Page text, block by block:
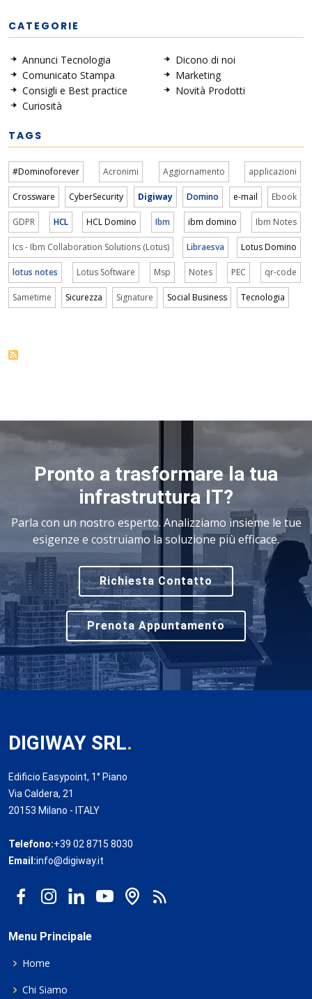
CATEGORIE
Annunci Tecnologia
Comunicato Stampa
Consigli e Best practice
Curiosità
Dicono di noi
Marketing
Novità Prodotti
TAGS
#Dominoforever Acronimi Aggiornamento applicazioni
Crossware CyberSecurity Digiway Domino e-mail Ebook
GDPR HCL HCL Domino Ibm ibm domino Ibm Notes
Ics - Ibm Collaboration Solutions (Lotus) Libraesva Lotus Domino
lotus notes Lotus Software Msp Notes PEC qr-code
Sametime Sicurezza Signature Social Business Tecnologia
Pronto a trasformare la tua
infrastruttura IT?
Parla con un nostro esperto. Analizziamo insieme le tue
esigenze e costruiamo la soluzione più efficace.
Richiesta Contatto
Prenota Appuntamento
DIGIWAY SRL.
Edificio Easypoint, 1° Piano
Via Caldera, 21
20153 Milano - ITALY
Telefono:+39 02 8715 8030
Email:info@digiway.it
Menu Principale
Home
Chi Siamo